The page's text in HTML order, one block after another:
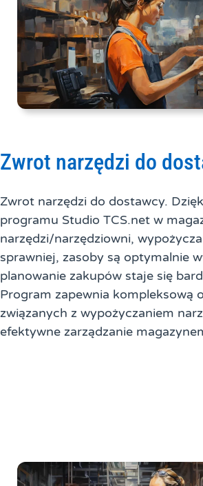
Zwrot narzędzi do
Zwrot narzędzi do dostawcy.
programu Studio TCS.net w
narzędzi/narzędziowni,
sprawniej, zasoby są optymalnie
planowanie zakupów staje się
Program zapewnia kompleksową
związanych z wypożyczaniem
efektywne zarządzanie